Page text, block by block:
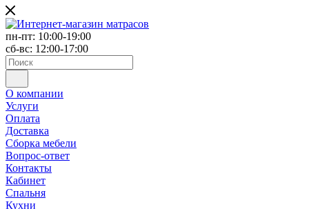
пн-пт: 10:00-19:00
сб-вс: 12:00-17:00
О компании
Услуги
Оплата
Доставка
Сборка мебели
Вопрос-ответ
Контакты
Кабинет
Спальня
Кухни